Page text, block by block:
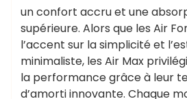
un confort accru et une
supérieure. Alors que les Air
l’accent sur la simplicité et
minimaliste, les Air Max
la performance grâce à leur
d’amorti innovante. Chaque